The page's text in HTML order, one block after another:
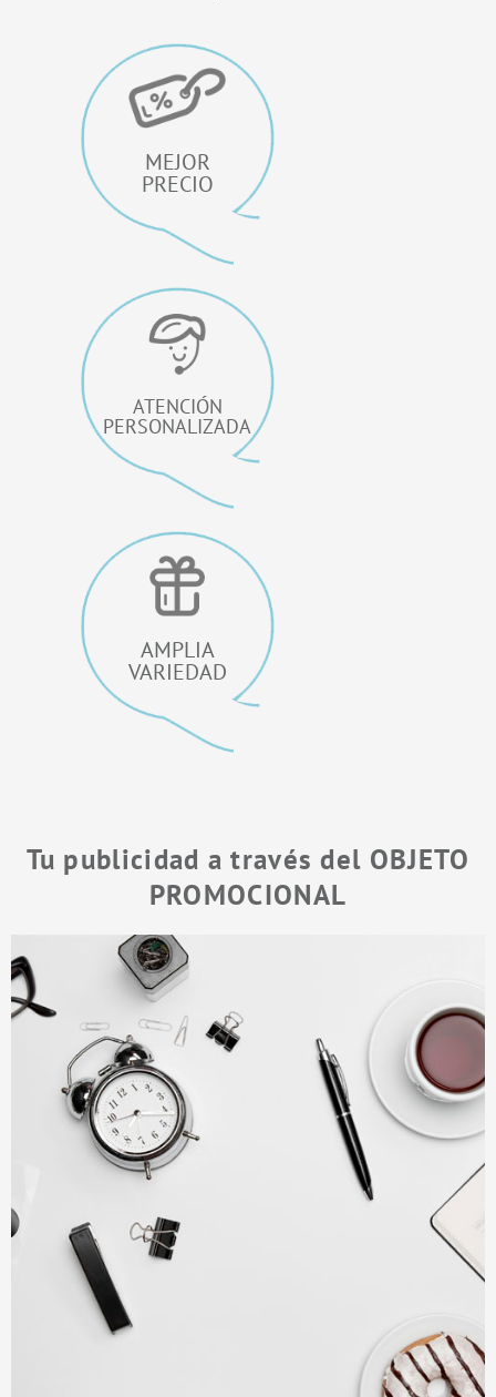
MEJOR
PRECIO
ATENCIÓN
PERSONALIZADA
AMPLIA
VARIEDAD
Tu publicidad a través del OBJETO
PROMOCIONAL